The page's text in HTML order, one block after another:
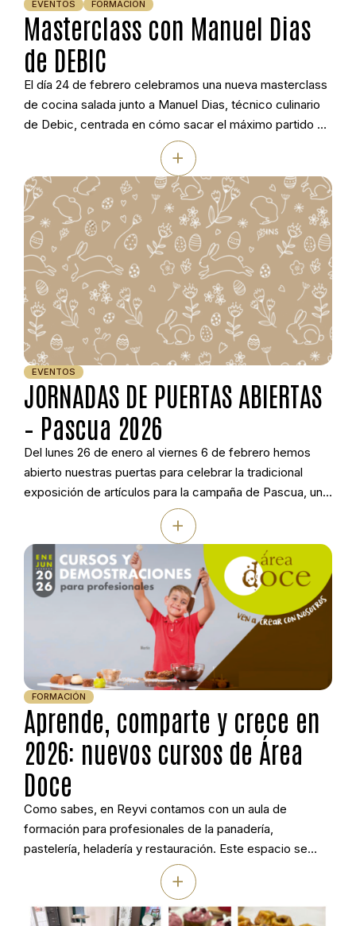
Masterclass con Manuel Dias
de DEBIC
EVENTOS FORMACIÓN
El día 24 de febrero celebramos una nueva masterclass
de cocina salada junto a Manuel Dias, técnico culinario
de Debic, centrada en cómo sacar el máximo partido a
la Nata Culinaria Debic en cocina profesional. Durante la
sesión se trabajaron diferentes técnicas y platos
pensados para la restauración actual, desde salsas y
cremas hasta elaboraciones […]
+
JORNADAS DE PUERTAS ABIERTAS
– Pascua 2026
EVENTOS
Del lunes 26 de enero al viernes 6 de febrero hemos
abierto nuestras puertas para celebrar la tradicional
exposición de artículos para la campaña de Pascua, una
cita anual e imperdible con nuestros clientes. Fueron
diez días intensos de intercambio de ideas, muestras de
artículos y muy buen ambiente que confirmaron, una vez
más, que […]
+
Aprende, comparte y crece en
2026: nuevos cursos de Área
Doce
FORMACIÓN
Como sabes, en Reyvi contamos con un aula de
formación para profesionales de la panadería,
pastelería, heladería y restauración. Este espacio se
llama Área Doce. A lo largo de los años hemos impartido
cientos de cursos, talleres y demostraciones, siempre
con el apoyo más valioso: el de nuestros alumnos.
+